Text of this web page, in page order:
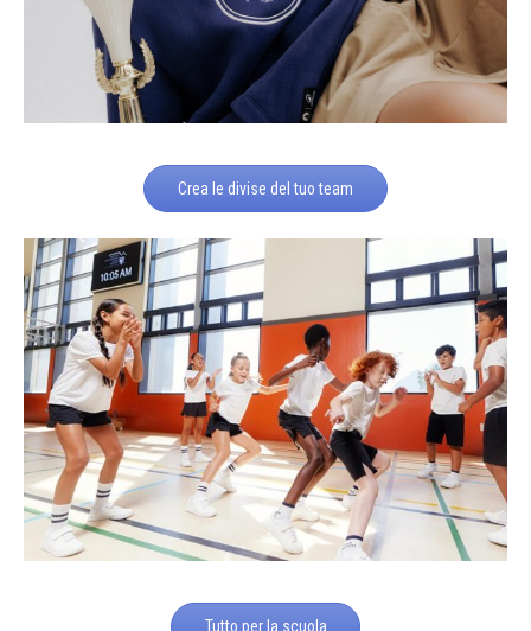
Crea le divise del tuo team
Tutto per la scuola